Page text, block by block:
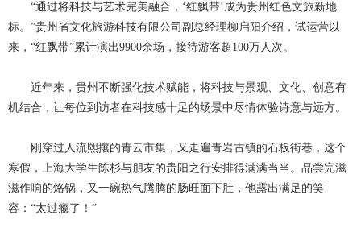
“通过将科技与艺术完美融合，‘红飘带’成为贵州红色文旅新地
标。”贵州省文化旅游科技有限公司副总经理柳启阳介绍，试运营以
来，“红飘带”累计演出9900余场，接待游客超100万人次。
近年来，贵州不断强化技术赋能，将科技与景观、文化、创意有
机结合，让每位到访者在科技感十足的场景中尽情体验诗意与远方。
刚穿过人流熙攘的青云市集，又走遍青岩古镇的石板街巷，这个
寒假，上海大学生陈杉与朋友的贵阳之行安排得满满当当。品尝完滋
滋作响的烙锅，又一碗热气腾腾的肠旺面下肚，他露出满足的笑
容： “太过瘾了！”